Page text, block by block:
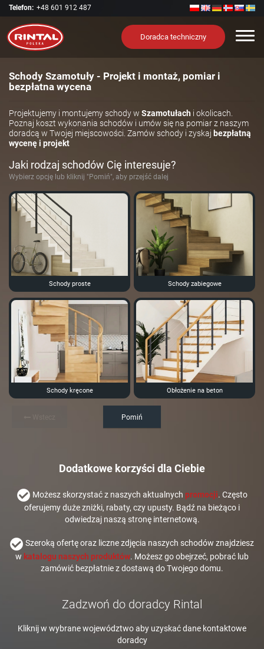
Telefon: +48 601 912 487
Doradca techniczny
Schody Szamotuły - Projekt i montaż, pomiar i
bezpłatna wycena
Projektujemy i montujemy schody w Szamotułach i okolicach.
Poznaj koszt wykonania schodów i umów się na pomiar z naszym
doradcą w Twojej miejscowości. Zamów schody i zyskaj bezpłatną
wycenę i projekt
Jaki rodzaj schodów Cię interesuje?
Wybierz opcję lub kliknij "Pomiń", aby przejść dalej
Schody proste Schody zabiegowe
Schody kręcone Obłożenie na beton
Pomiń
Dodatkowe korzyści dla Ciebie
Możesz skorzystać z naszych aktualnych promocji. Często
oferujemy duże zniżki, rabaty, czy upusty. Bądź na bieżąco i
odwiedzaj naszą stronę internetową.
Szeroką ofertę oraz liczne zdjęcia naszych schodów znajdziesz
w katalogu naszych produktów. Możesz go obejrzeć, pobrać lub
zamówić bezpłatnie z dostawą do Twojego domu.
Zadzwoń do doradcy Rintal
Kliknij w wybrane województwo aby uzyskać dane kontaktowe
doradcy